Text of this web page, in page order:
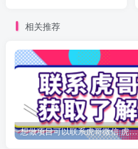
相关推荐
想做项目可以联系虎哥微信 虎哥一对一解答并且远程视频教学